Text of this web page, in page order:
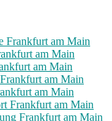
Frankfurt am Main
am Main
am Main
am Main
am Main
Frankfurt am Main
Frankfurt am Main